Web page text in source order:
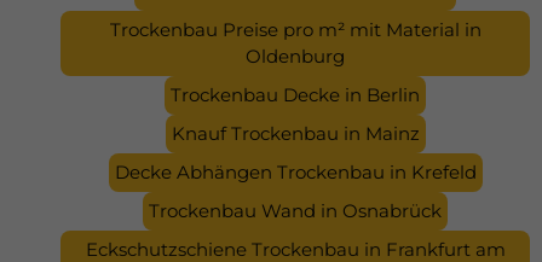
Trockenbau Preise pro m² mit Material in
Oldenburg
Trockenbau Decke in Berlin
Knauf Trockenbau in Mainz
Decke Abhängen Trockenbau in Krefeld
Trockenbau Wand in Osnabrück
Eckschutzschiene Trockenbau in Frankfurt am